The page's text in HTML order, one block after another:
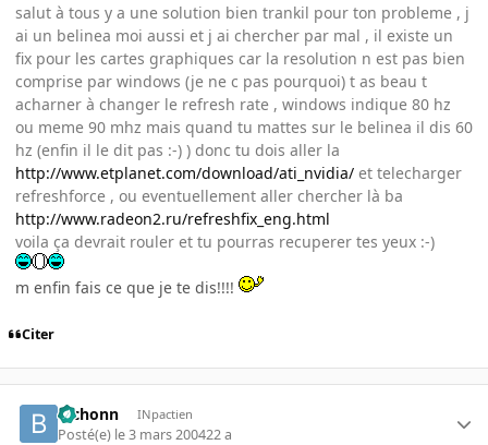
salut à tous y a une solution bien trankil pour ton probleme , j
ai un belinea moi aussi et j ai chercher par mal , il existe un
fix pour les cartes graphiques car la resolution n est pas bien
comprise par windows (je ne c pas pourquoi) t as beau t
acharner à changer le refresh rate , windows indique 80 hz
ou meme 90 mhz mais quand tu mattes sur le belinea il dis 60
hz (enfin il le dit pas :-) ) donc tu dois aller la
http://www.etplanet.com/download/ati_nvidia/ et telecharger
refreshforce , ou eventuellement aller chercher là ba
http://www.radeon2.ru/refreshfix_eng.html
voila ça devrait rouler et tu pourras recuperer tes yeux :-)
m enfin fais ce que je te dis!!!!
Citer
bichonn INpactien
Posté(e) le 3 mars 200422 a